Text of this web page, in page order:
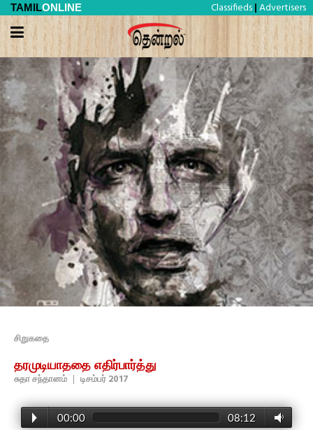
TAMILONLINE Classifieds | Advertisers
சிறுகதை
தரமுடியாததை எதிர்பார்த்து
சுதா சந்தானம் | டிசம்பர் 2017
00:00 08:12